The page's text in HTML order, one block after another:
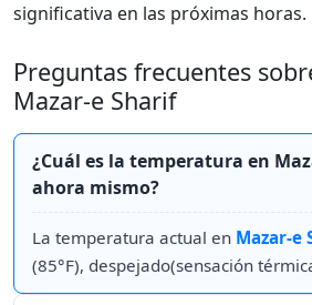
significativa en las próximas horas.
Preguntas frecuentes
Mazar-e Sharif
¿Cuál es la temperatura en
ahora mismo?
La temperatura actual en Mazar-e
(85°F), despejado(sensación